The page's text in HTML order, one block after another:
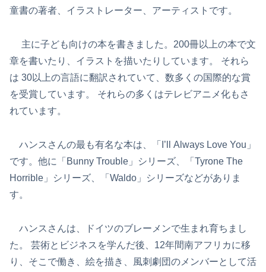
童書の著者、イラストレーター、アーティストです。
主に子ども向けの本を書きました。200冊以上の本で文
章を書いたり、イラストを描いたりしています。 それら
は 30以上の言語に翻訳されていて、数多くの国際的な賞
を受賞しています。 それらの多くはテレビアニメ化もさ
れています。
ハンスさんの最も有名な本は、「I’ll Always Love You」
です。他に「Bunny Trouble」シリーズ、「Tyrone The
Horrible」シリーズ、「Waldo」シリーズなどがありま
す。
ハンスさんは、ドイツのブレーメンで生まれ育ちまし
た。 芸術とビジネスを学んだ後、12年間南アフリカに移
り、そこで働き、絵を描き、風刺劇団のメンバーとして活